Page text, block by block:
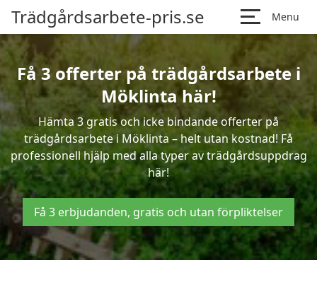
Trädgårdsarbete-pris.se Menu
Få 3 offerter på trädgårdsarbete i
Möklinta här!
Hämta 3 gratis och icke bindande offerter på
trädgårdsarbete i Möklinta – helt utan kostnad! Få
professionell hjälp med alla typer av trädgårdsuppdrag
här!
Få 3 erbjudanden, gratis och utan förpliktelser